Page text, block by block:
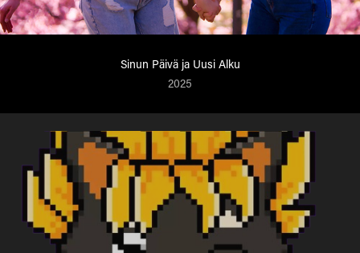
Sinun Päivä ja Uusi Alku
2025